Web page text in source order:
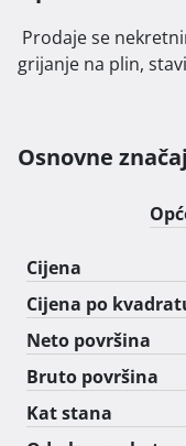
grijanje na plin,
Osnovne
Cijena
Cijena po
Neto površina
Bruto površina
Kat stana